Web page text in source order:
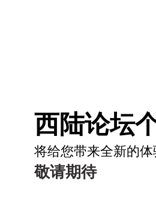
西陆论坛
将给您带来全新的体
敬请期待